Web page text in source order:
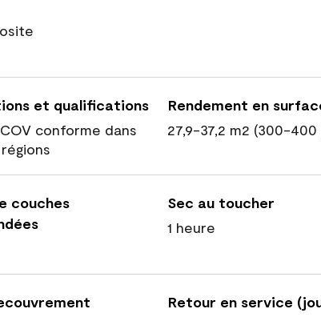
et qualifications
conforme dans
Rendement en
27,9-37,2 m2 (300-400
couches
Sec au toucher
1 heure
Retour en service